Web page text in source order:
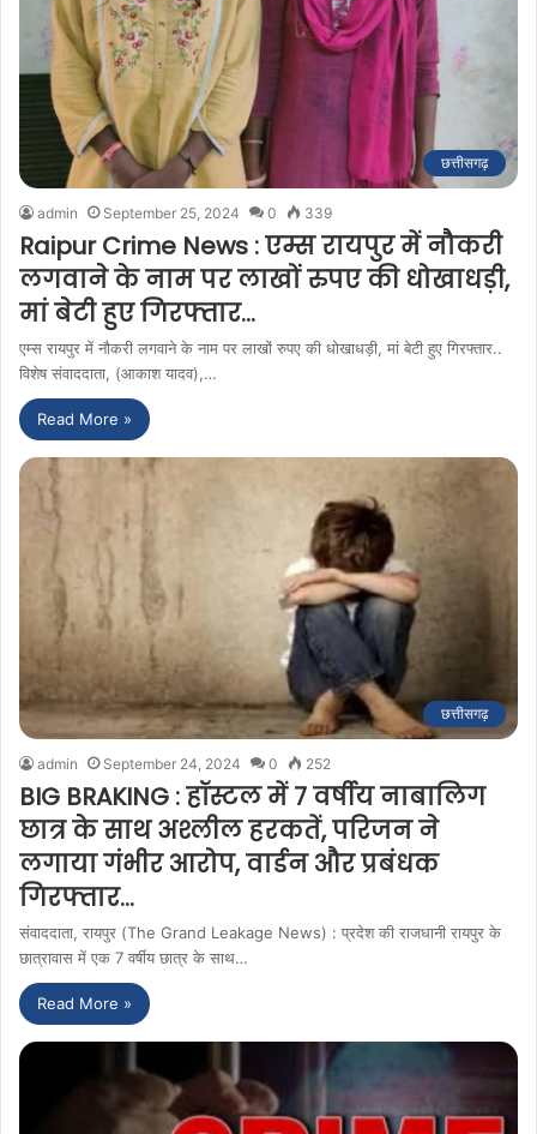
छत्तीसगढ़
admin September 25, 2024 0 339
Raipur Crime News : एम्स रायपुर में नौकरी
लगवाने के नाम पर लाखों रुपए की धोखाधड़ी,
मां बेटी हुए गिरफ्तार…
एम्स रायपुर में नौकरी लगवाने के नाम पर लाखों रुपए की धोखाधड़ी, मां बेटी हुए गिरफ्तार..
विशेष संवाददाता, (आकाश यादव),…
Read More »
छत्तीसगढ़
admin September 24, 2024 0 252
BIG BRAKING : हॉस्टल में 7 वर्षीय नाबालिग
छात्र के साथ अश्लील हरकतें, परिजन ने
लगाया गंभीर आरोप, वार्डन और प्रबंधक
गिरफ्तार…
संवाददाता, रायपुर (The Grand Leakage News) : प्रदेश की राजधानी रायपुर के
छात्रावास में एक 7 वर्षीय छात्र के साथ…
Read More »